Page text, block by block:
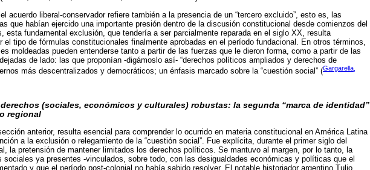
acuerdo liberal-conservador refiere también a la presencia de un “tercero excluido”, esto es, las
que habían ejercido una importante presión dentro de la discusión constitucional desde comienzos del
esta fundamental exclusión, que tendería a ser parcialmente reparada en el siglo XX, resulta
el tipo de fórmulas constitucionales finalmente aprobadas en el período fundacional. En otros términos,
moldeadas pueden entenderse tanto a partir de las fuerzas que le dieron forma, como a partir de las
de lado: las que proponían -digámoslo así- “derechos políticos ampliados y derechos de
más descentralizados y democráticos; un énfasis marcado sobre la “cuestión social” (Gargarella,
(sociales, económicos y culturales) robustas: la segunda “marca de identidad”
regional
anterior, resulta esencial para comprender lo ocurrido en materia constitucional en América Latina
a la exclusión o relegamiento de la “cuestión social”. Fue explícita, durante el primer siglo del
la pretensión de mantener limitados los derechos políticos. Se mantuvo al margen, por lo tanto, la
sociales ya presentes -vinculados, sobre todo, con las desigualdades económicas y políticas que el
y que el período post-colonial no había sabido resolver. El notable historiador argentino Tulio